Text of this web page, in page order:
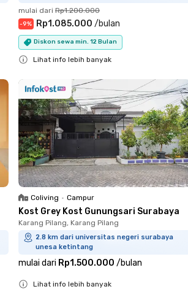
mulai dari Rp1.200.000
-9% Rp1.085.000 /bulan
Diskon sewa min. 12 Bulan
Lihat info lebih banyak
Coliving • Campur
Kost Grey Kost Gunungsari Surabaya
Karang Pilang, Karang Pilang
2.8 km dari universitas negeri surabaya
unesa ketintang
mulai dari Rp1.500.000 /bulan
Lihat info lebih banyak